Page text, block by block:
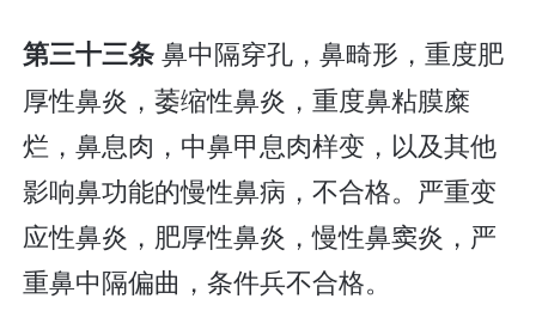
第三十三条鼻中隔穿孔，鼻畸形，重度肥
厚性鼻炎，萎缩性鼻炎，重度鼻粘膜糜
烂，鼻息肉，中鼻甲息肉样变，以及其他
影响鼻功能的慢性鼻病，不合格。严重变
应性鼻炎，肥厚性鼻炎，慢性鼻窦炎，严
重鼻中隔偏曲，条件兵不合格。